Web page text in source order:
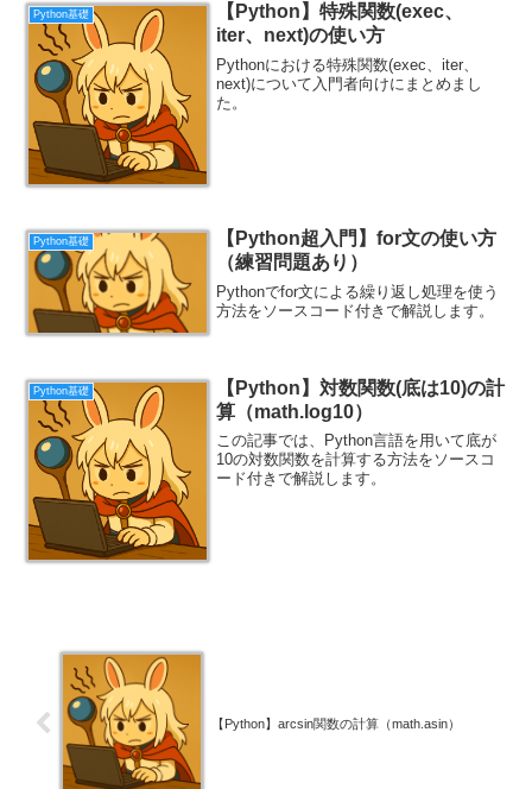
Python基礎
【Python】特殊関数(exec、
iter、next)の使い方
Pythonにおける特殊関数(exec、iter、
next)について入門者向けにまとめまし
た。
Python基礎
【Python超入門】for文の使い方
（練習問題あり）
Pythonでfor文による繰り返し処理を使う
方法をソースコード付きで解説します。
Python基礎
【Python】対数関数(底は10)の計
算（math.log10）
この記事では、Python言語を用いて底が
10の対数関数を計算する方法をソースコ
ード付きで解説します。
【Python】arcsin関数の計算（math.asin）